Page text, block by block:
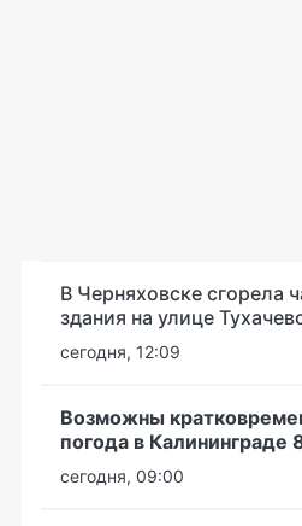
В Черняховске сгорела
здания на улице
сегодня, 12:09
Возможны
погода в Калининграде
сегодня, 09:00